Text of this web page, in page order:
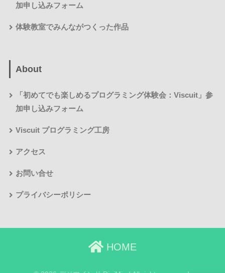
加申し込みフォーム
体験教室でみんながつくった作品
About
「初めてでも楽しめるプログラミング体験会：Viscuit」参
加申し込みフォーム
Viscuit プログラミング工房
アクセス
お問い合せ
プライバシーポリシー
HOME